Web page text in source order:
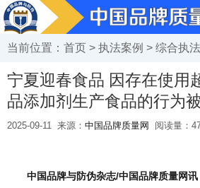
当前位置： 首页 > 执法案例 > 综合执法
宁夏迎春食品 因存在使用
品添加剂生产食品的行为
2025-09-11 来源： 中国品牌质量网 阅读量：
中国品牌与防伪杂志/中国品牌质量网讯